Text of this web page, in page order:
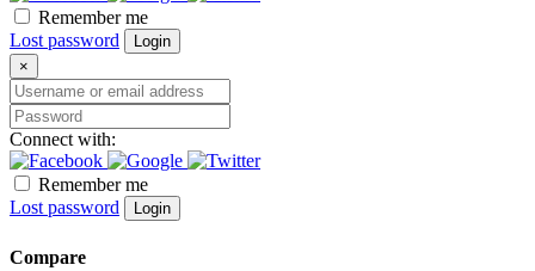
Remember me
Lost password
Login
×
Connect with:
Remember me
Lost password
Login
Compare